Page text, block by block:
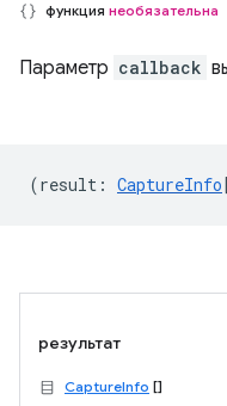
функция необязательна
Параметр callback
(result : CaptureInfo
результат
CaptureInfo []